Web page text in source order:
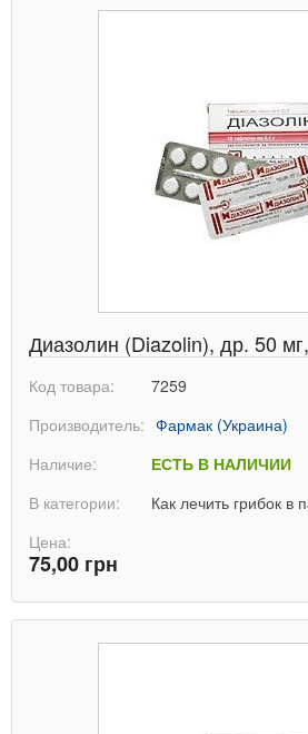
Диазолин (Diazolin), др. 50
Код товара:
7259
Производитель: Фармак (Украина)
Наличие:
ЕСТЬ В НАЛИЧИИ
В категории:
Как лечить грибок в
Цена:
75,00 грн